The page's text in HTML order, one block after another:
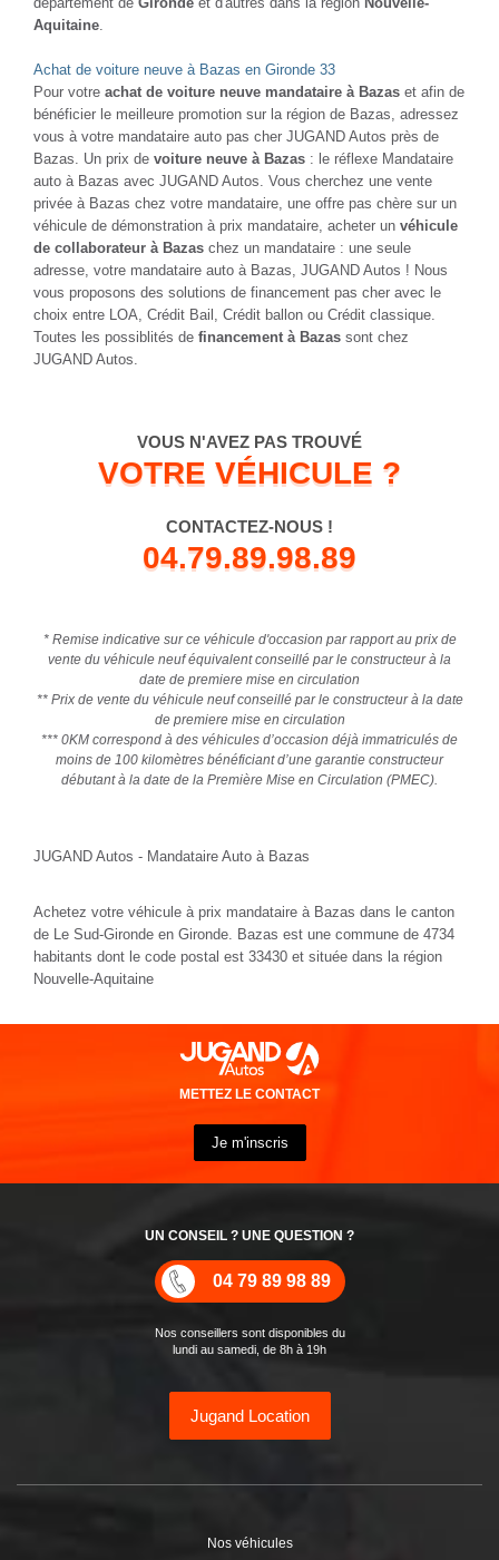
Aquitaine
Achat de voiture neuve à Bazas en Gironde 33
Pour votre achat de voiture neuve mandataire à Bazas et afin de
bénéficier le meilleure promotion sur la région de Bazas, adressez
vous à votre mandataire auto pas cher JUGAND Autos près de
Bazas. Un prix de voiture neuve à Bazas : le réflexe Mandataire
auto à Bazas avec JUGAND Autos. Vous cherchez une vente
privée à Bazas chez votre mandataire, une offre pas chère sur un
véhicule de démonstration à prix mandataire, acheter un véhicule
de collaborateur à Bazas chez un mandataire : une seule
adresse, votre mandataire auto à Bazas, JUGAND Autos ! Nous
vous proposons des solutions de financement pas cher avec le
choix entre LOA, Crédit Bail, Crédit ballon ou Crédit classique.
Toutes les possiblités de financement à Bazas sont chez
JUGAND Autos.
VOUS N'AVEZ PAS TROUVÉ
VOTRE VÉHICULE ?
CONTACTEZ-NOUS !
04.79.89.98.89
* Remise indicative sur ce véhicule d'occasion par rapport au prix de
vente du véhicule neuf équivalent conseillé par le constructeur à la
date de premiere mise en circulation
** Prix de vente du véhicule neuf conseillé par le constructeur à la date
de premiere mise en circulation
*** 0KM correspond à des véhicules d’occasion déjà immatriculés de
moins de 100 kilomètres bénéficiant d’une garantie constructeur
débutant à la date de la Première Mise en Circulation (PMEC).
JUGAND Autos - Mandataire Auto à Bazas
Achetez votre véhicule à prix mandataire à Bazas dans le canton
de Le Sud-Gironde en Gironde. Bazas est une commune de 4734
habitants dont le code postal est 33430 et située dans la région
Nouvelle-Aquitaine
METTEZ LE CONTACT
Je m'inscris
UN CONSEIL ? UNE QUESTION ?
04 79 89 98 89
Nos conseillers sont disponibles du
lundi au samedi, de 8h à 19h
Jugand Location
Nos véhicules